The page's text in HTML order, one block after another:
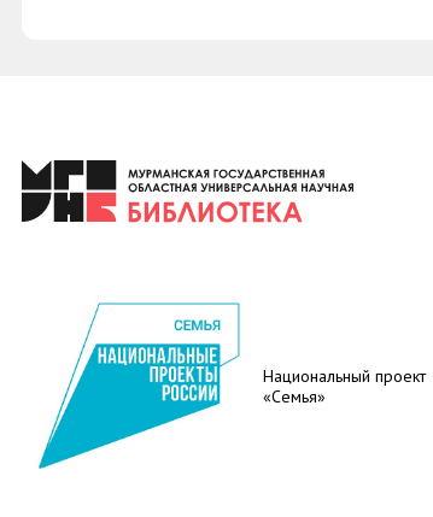
Национальный проект
«Семья»